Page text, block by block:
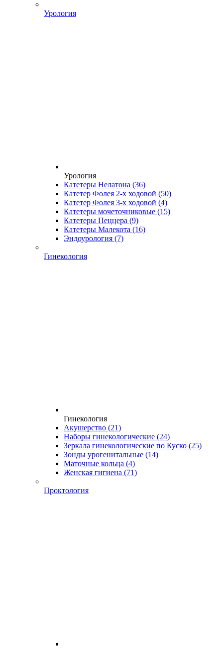
Урология
Урология
Катетеры Нелатона (36)
Катетер Фолея 2-х ходовой (50)
Катетер Фолея 3-х ходовой (4)
Катетеры мочеточниковые (15)
Катетеры Пеццера (9)
Катетеры Малекота (16)
Эндоурология (7)
Гинекология
Гинекология
Акушерство (21)
Наборы гинекологические (24)
Зеркала гинекологические по Куско (25)
Зонды урогенитальные (14)
Маточные кольца (4)
Женская гигиена (71)
Проктология